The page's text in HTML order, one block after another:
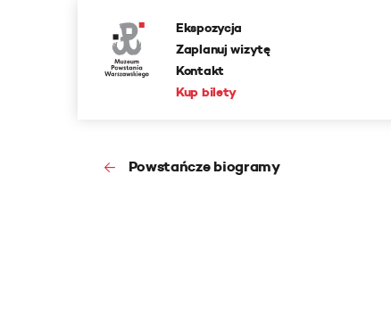
Ekspozycja
Zaplanuj wizytę
Kontakt
Kup bilety
Powstańcze biogramy